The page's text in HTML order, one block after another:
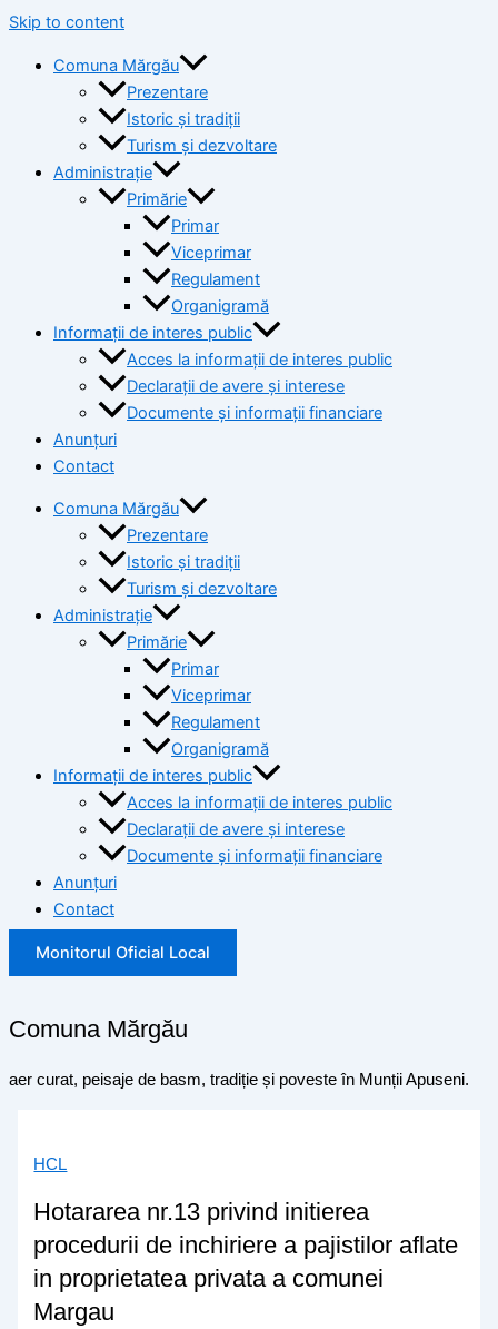
Skip to content
Comuna Mărgău
Prezentare
Istoric și tradiții
Turism și dezvoltare
Administrație
Primărie
Primar
Viceprimar
Regulament
Organigramă
Informații de interes public
Acces la informații de interes public
Declarații de avere și interese
Documente și informații financiare
Anunțuri
Contact
Comuna Mărgău
Prezentare
Istoric și tradiții
Turism și dezvoltare
Administrație
Primărie
Primar
Viceprimar
Regulament
Organigramă
Informații de interes public
Acces la informații de interes public
Declarații de avere și interese
Documente și informații financiare
Anunțuri
Contact
Monitorul Oficial Local
Comuna Mărgău
aer curat, peisaje de basm, tradiție și poveste în Munții Apuseni.
HCL
Hotararea nr.13 privind initierea
procedurii de inchiriere a pajistilor aflate
in proprietatea privata a comunei
Margau